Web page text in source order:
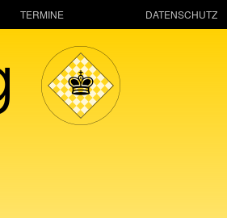
TERMINE DATENSCHUTZ